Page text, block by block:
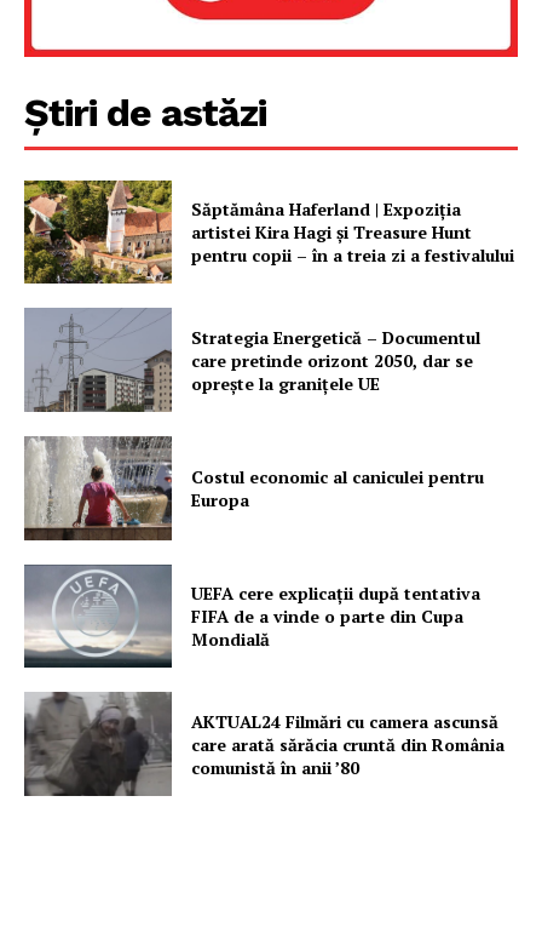
Știri de astăzi
Săptămâna Haferland | Expoziţia
artistei Kira Hagi şi Treasure Hunt
pentru copii – în a treia zi a festivalului
Strategia Energetică – Documentul
care pretinde orizont 2050, dar se
oprește la granițele UE
Costul economic al caniculei pentru
Europa
UEFA cere explicații după tentativa
FIFA de a vinde o parte din Cupa
Mondială
AKTUAL24 Filmări cu camera ascunsă
care arată sărăcia cruntă din România
comunistă în anii ’80